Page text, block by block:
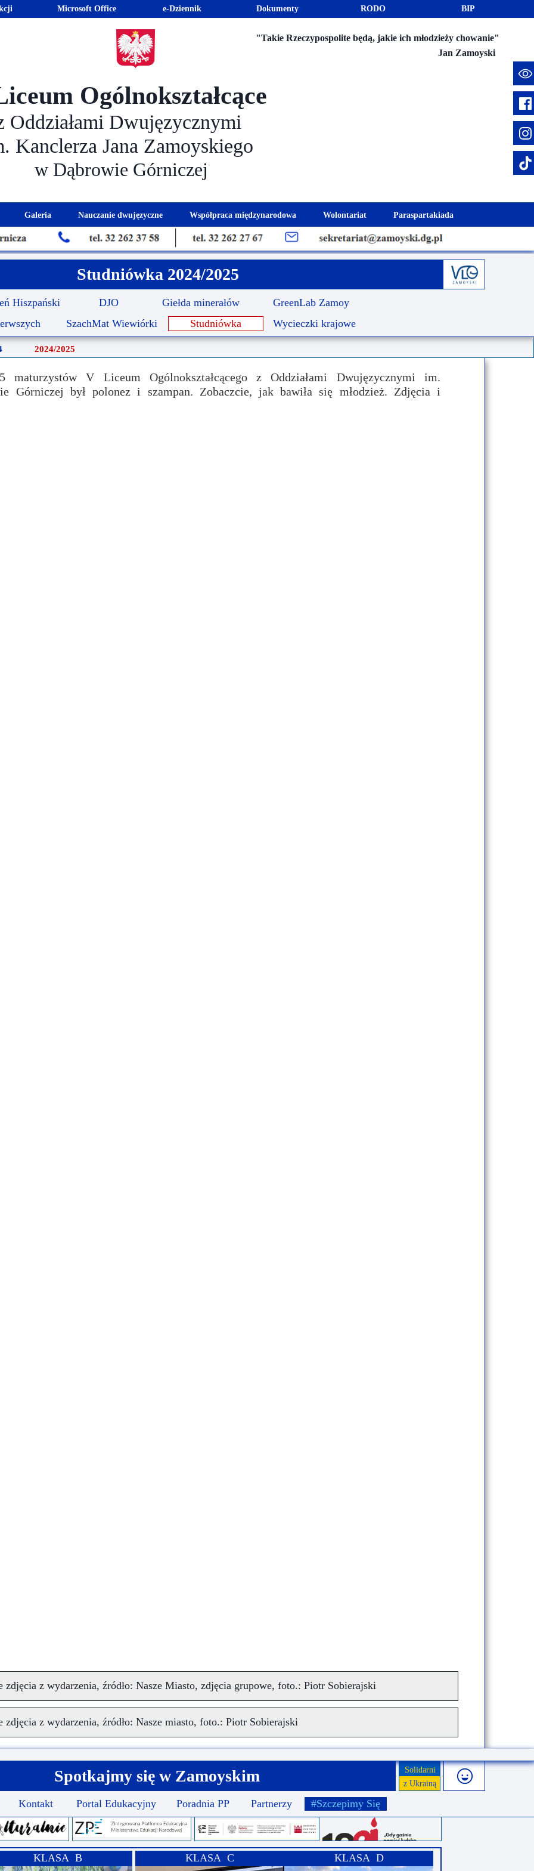
zdjęcia z wydarzenia, źródło: Nasze miasto, foto.: Piotr Sobierajski
zdjęcia z wydarzenia, źródło: Nasze Miasto, zdjęcia grupowe, foto.: Piotr Sobierajski
maturzystów V Liceum Ogólnokształcącego z Oddziałami Dwujęzycznymi im.
Górniczej był polonez i szampan. Zobaczcie, jak bawiła się młodzież. Zdjęcia i
Studniówka 2024/2025
Wycieczki krajowe
Studniówka
SzachMat Wiewiórki
GreenLab Zamoy
Giełda minerałów
Hiszpański DJO
2024/2025
spotkań z rodzicami
Rada Rodziców
Ubezpieczenie
Galeria Nauczanie dwujęzyczne
Kadra dwujęzyczna
Współpraca międzynarodowa
Erasmus+
Euroweek
Wycieczki międzynarodowe
Wymiana polsko-niemiecka
Wymiana polsko-portugalska
Wolontariat
Akcje charytatywne
Klub Wolontariusza "Jesteśmy z Wami"
WOŚP
Paraspartakiada
Fundusz Stypendialny "Jesteśmy
Integracja szkolna
Geneza i idea
Ogólnokształcące
Oddziałami Dwujęzycznymi
Kanclerza Jana Zamoyskiego
w Dąbrowie Górniczej
"Takie Rzeczypospolite będą, jakie ich młodzieży chowanie"
BIP
RODO
Dokumenty
e-Dziennik
Microsoft Office
Jan Zamoyski
Solidarni
z Ukrainą
KLASA D
KLASA C
KLASA B
#Szczepimy Się
Partnerzy
Poradnia PP
Portal Edukacyjny
Kontakt
Spotkajmy się w Zamoyskim